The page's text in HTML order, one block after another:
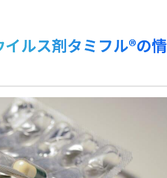
ルス剤タミフル®の情